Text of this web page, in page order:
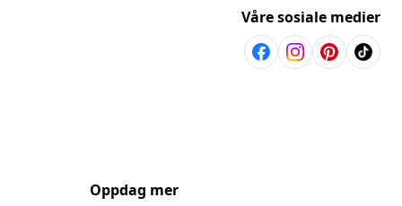
Våre sosiale medier
Oppdag mer